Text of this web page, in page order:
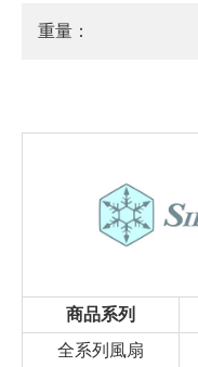
重量：
商品系列
全系列風扇